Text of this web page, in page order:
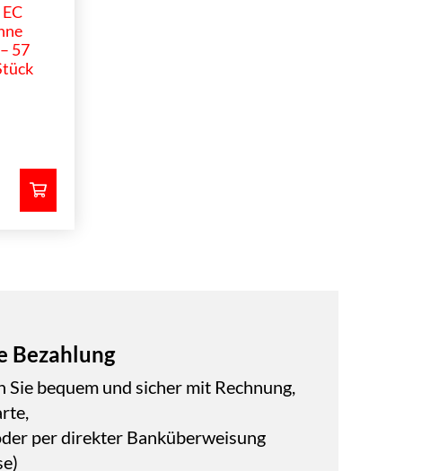
57
Bezahlung
Sie bequem und sicher mit Rechnung,
per direkter Banküberweisung